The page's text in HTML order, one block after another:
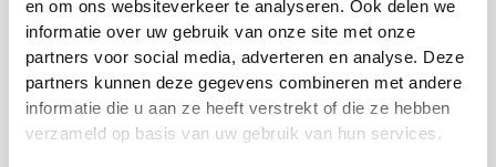
en om ons websiteverkeer te analyseren. Ook delen we
informatie over uw gebruik van onze site met onze
partners voor social media, adverteren en analyse. Deze
partners kunnen deze gegevens combineren met andere
informatie die u aan ze heeft verstrekt of die ze hebben
verzameld op basis van uw gebruik van hun services.
LR44 1.5V Alkaline Batterij : Lange batterijduur
voor langdurig gebruik zonder zorgen.
Inclusief Lanyard: Gemakkelijk mee te nemen
en te dragen tijdens trainingen of wedstrijden.